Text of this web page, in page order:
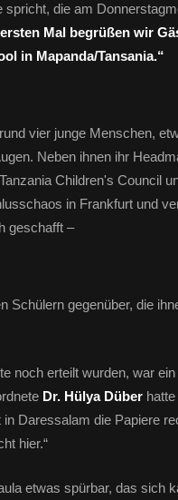
spricht, die am
Mal begrüßen wir
in Mapanda/Tansania.“
vier junge Menschen,
Neben ihnen ihr
Children's Council
in Frankfurt und
geschafft –
Schülern gegenüber, die
noch erteilt wurden, war
Dr. Hülya Düber
Daressalam die Papiere
hier.“
etwas spürbar, das sich